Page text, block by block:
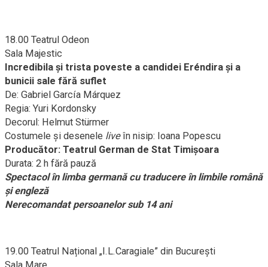
18.00 Teatrul Odeon
Sala Majestic
Incredibila și trista poveste a candidei Eréndira și a
bunicii sale fără suflet
De: Gabriel García Márquez
Regia: Yuri Kordonsky
Decorul: Helmut Stürmer
Costumele și desenele liveîn nisip: Ioana Popescu
Producător: Teatrul German de Stat Timișoara
Durata: 2 h fără pauză
Spectacol în limba germană cu traducere în limbile română
și engleză
Nerecomandat persoanelor sub 14 ani
19.00 Teatrul Național „I.L.Caragiale” din București